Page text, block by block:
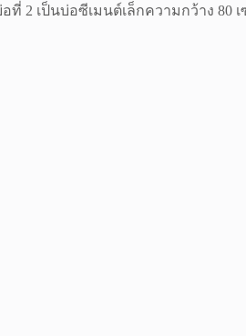
2 เป็นบ่อซีเมนต์เล็กความกว้าง 80